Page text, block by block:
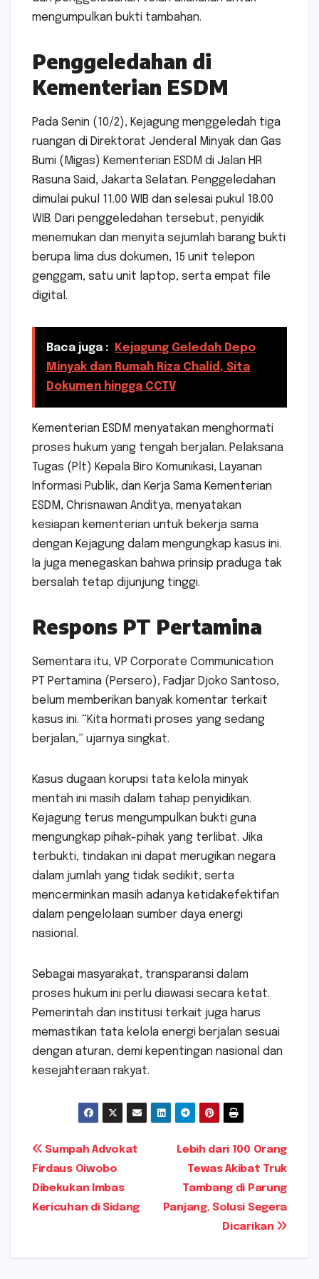
mengumpulkan bukti tambahan.
Penggeledahan di
Kementerian ESDM
Pada Senin (10/2), Kejagung menggeledah tiga
ruangan di Direktorat Jenderal Minyak dan Gas
Bumi (Migas) Kementerian ESDM di Jalan HR
Rasuna Said, Jakarta Selatan. Penggeledahan
dimulai pukul 11.00 WIB dan selesai pukul 18.00
WIB. Dari penggeledahan tersebut, penyidik
menemukan dan menyita sejumlah barang bukti
berupa lima dus dokumen, 15 unit telepon
genggam, satu unit laptop, serta empat file
digital.
Baca juga :
Kejagung Geledah Depo
Minyak dan Rumah Riza Chalid, Sita
Dokumen hingga CCTV
Kementerian ESDM menyatakan menghormati
proses hukum yang tengah berjalan. Pelaksana
Tugas (Plt) Kepala Biro Komunikasi, Layanan
Informasi Publik, dan Kerja Sama Kementerian
ESDM, Chrisnawan Anditya, menyatakan
kesiapan kementerian untuk bekerja sama
dengan Kejagung dalam mengungkap kasus ini.
Ia juga menegaskan bahwa prinsip praduga tak
bersalah tetap dijunjung tinggi.
Respons PT Pertamina
Sementara itu, VP Corporate Communication
PT Pertamina (Persero), Fadjar Djoko Santoso,
belum memberikan banyak komentar terkait
kasus ini. “Kita hormati proses yang sedang
berjalan,” ujarnya singkat.
Kasus dugaan korupsi tata kelola minyak
mentah ini masih dalam tahap penyidikan.
Kejagung terus mengumpulkan bukti guna
mengungkap pihak-pihak yang terlibat. Jika
terbukti, tindakan ini dapat merugikan negara
dalam jumlah yang tidak sedikit, serta
mencerminkan masih adanya ketidakefektifan
dalam pengelolaan sumber daya energi
nasional.
Sebagai masyarakat, transparansi dalam
proses hukum ini perlu diawasi secara ketat.
Pemerintah dan institusi terkait juga harus
memastikan tata kelola energi berjalan sesuai
dengan aturan, demi kepentingan nasional dan
kesejahteraan rakyat.
Navigasi
pos
Lebih dari 100 Orang
Tewas Akibat Truk
Tambang di Parung
Panjang, Solusi Segera
Dicarikan
Sumpah Advokat
Firdaus Oiwobo
Dibekukan Imbas
Kericuhan di Sidang